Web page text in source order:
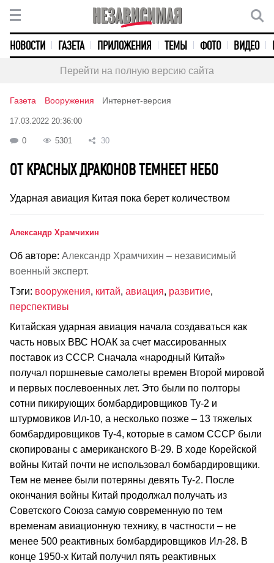
НОВОСТИ ГАЗЕТА ПРИЛОЖЕНИЯ ТЕМЫ ФОТО ВИДЕО
Перейти на полную версию сайта
Газета Вооружения Интернет-версия
17.03.2022 20:36:00
0 5301 30
ОТ КРАСНЫХ ДРАКОНОВ ТЕМНЕЕТ НЕБО
Ударная авиация Китая пока берет количеством
Александр Храмчихин
Об авторе: Александр Храмчихин – независимый
военный эксперт.
Тэги: вооружения, китай, авиация, развитие,
перспективы
Китайская ударная авиация начала создаваться как
часть новых ВВС НОАК за счет массированных
поставок из СССР. Сначала «народный Китай»
получал поршневые самолеты времен Второй мировой
и первых послевоенных лет. Это были по полторы
сотни пикирующих бомбардировщиков Ту-2 и
штурмовиков Ил-10, а несколько позже – 13 тяжелых
бомбардировщиков Ту-4, которые в самом СССР были
скопированы с американского В-29. В ходе Корейской
войны Китай почти не использовал бомбардировщики.
Тем не менее были потеряны девять Ту-2. После
окончания войны Китай продолжал получать из
Советского Союза самую современную по тем
временам авиационную технику, в частности – не
менее 500 реактивных бомбардировщиков Ил-28. В
конце 1950-х Китай получил пять реактивных